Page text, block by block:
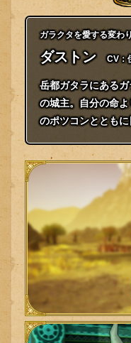
ガラクタを愛する変わ
ダストン CV：
岳都ガタラにある
の城主。自分の命
のポツコンとともに